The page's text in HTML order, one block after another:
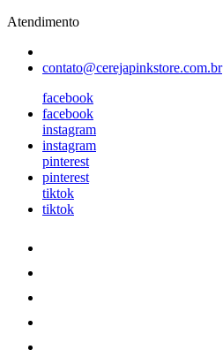
Atendimento
contato@cerejapinkstore.com.br
facebook
facebook
instagram
instagram
pinterest
pinterest
tiktok
tiktok